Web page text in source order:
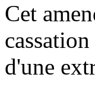
Cet
d'une